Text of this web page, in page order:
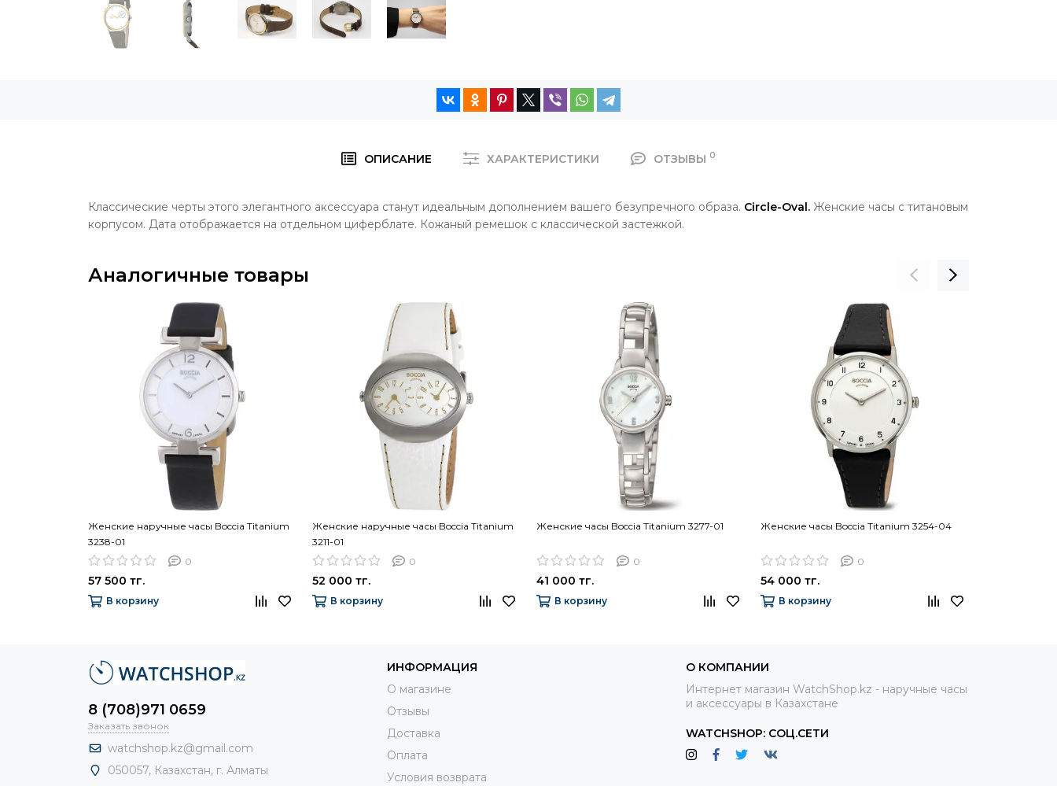
ОПИСАНИЕ ХАРАКТЕРИСТИКИ ОТЗЫВЫ 0
Классические черты этого элегантного аксессуара станут идеальным дополнением вашего безупречного образа. Circle-Oval. Женские часы с титановым
корпусом. Дата отображается на отдельном циферблате. Кожаный ремешок с классической застежкой.
Аналогичные товары
Женские наручные часы Boccia Titanium
3238-01
0
57 500 тг.
В корзину
Женские наручные часы Boccia Titanium
3211-01
0
52 000 тг.
В корзину
Женские часы Boccia Titanium 3277-01
0
41 000 тг.
В корзину
Женские часы Boccia Titanium 3254-04
0
54 000 тг.
В корзину
8 (708)971 0659
Заказать звонок
watchshop.kz@gmail.com
050057, Казахстан, г. Алматы
ИНФОРМАЦИЯ
О магазине
Отзывы
Доставка
Оплата
Условия возврата
О КОМПАНИИ
Интернет магазин WatchShop.kz - наручные часы
и аксессуары в Казахстане
WATCHSHOP: СОЦ.СЕТИ